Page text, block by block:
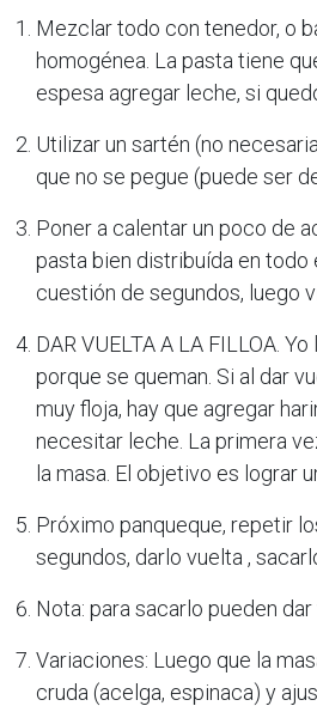
Mezclar todo con tenedor, o
homogénea. La pasta tiene
espesa agregar leche, si
Utilizar un sartén (no
que no se pegue (puede ser
Poner a calentar un poco de
pasta bien distribuída en todo
cuestión de segundos, luego
DAR VUELTA A LA FILLOA.
porque se queman. Si al dar
muy floja, hay que agregar
necesitar leche. La primera
la masa. El objetivo es lograr
Próximo panqueque, repetir
segundos, darlo vuelta ,
Nota: para sacarlo pueden
Variaciones: Luego que la
cruda (acelga, espinaca) y